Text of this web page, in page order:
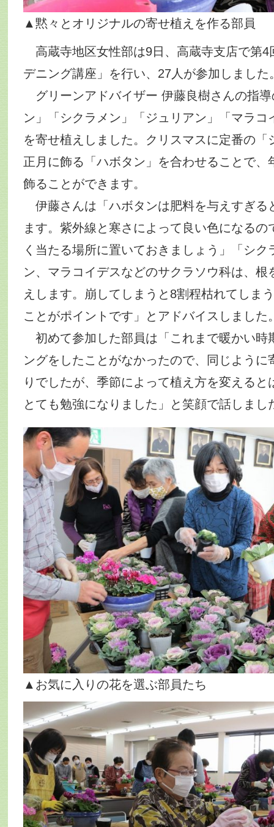
▲黙々とオリジナルの寄せ植えを作る部員
高蔵寺地区女性部は9日、高蔵寺支店で第4
デニング講座」を行い、27人が参加しました
グリーンアドバイザー 伊藤良樹さんの指
ン」「シクラメン」「ジュリアン」「マラコ
を寄せ植えしました。クリスマスに定番の「
正月に飾る「ハボタン」を合わせることで、
飾ることができます。
伊藤さんは「ハボタンは肥料を与えすぎる
ます。紫外線と寒さによって良い色になるの
く当たる場所に置いておきましょう」「シク
ン、マラコイデスなどのサクラソウ科は、根
えします。崩してしまうと8割程枯れてしま
ことがポイントです」とアドバイスしました
初めて参加した部員は「これまで暖かい時
ングをしたことがなかったので、同じように
りでしたが、季節によって植え方を変えると
とても勉強になりました」と笑顔で話しまし
▲お気に入りの花を選ぶ部員たち